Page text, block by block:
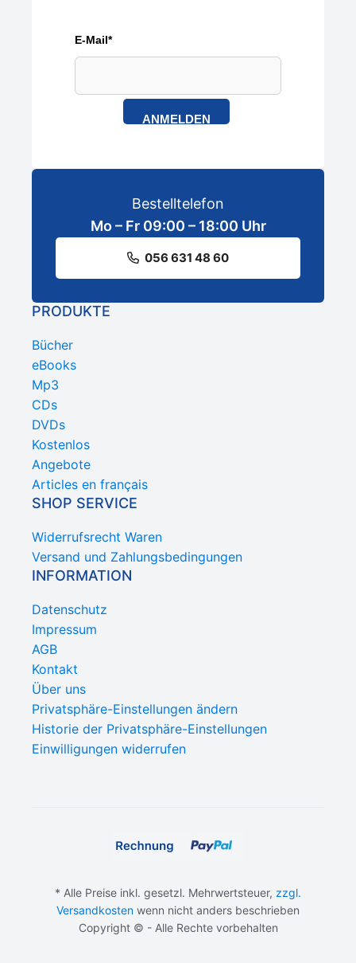
E-Mail*
ANMELDEN
Bestelltelefon
Mo – Fr 09:00 – 18:00 Uhr
056 631 48 60
PRODUKTE
Bücher
eBooks
Mp3
CDs
DVDs
Kostenlos
Angebote
Articles en français
SHOP SERVICE
Widerrufsrecht Waren
Versand und Zahlungsbedingungen
INFORMATION
Datenschutz
Impressum
AGB
Kontakt
Über uns
Privatsphäre-Einstellungen ändern
Historie der Privatsphäre-Einstellungen
Einwilligungen widerrufen
* Alle Preise inkl. gesetzl. Mehrwertsteuer, zzgl.
Versandkosten wenn nicht anders beschrieben
Copyright © - Alle Rechte vorbehalten